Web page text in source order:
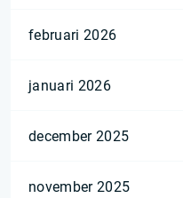
februari 2026
januari 2026
december 2025
november 2025